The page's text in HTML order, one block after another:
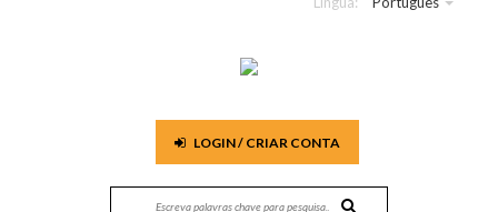
LOGIN / CRIAR CONTA